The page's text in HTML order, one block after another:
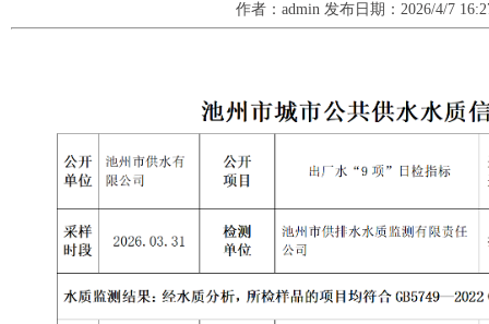
作者：admin 发布日期：2026/4/7